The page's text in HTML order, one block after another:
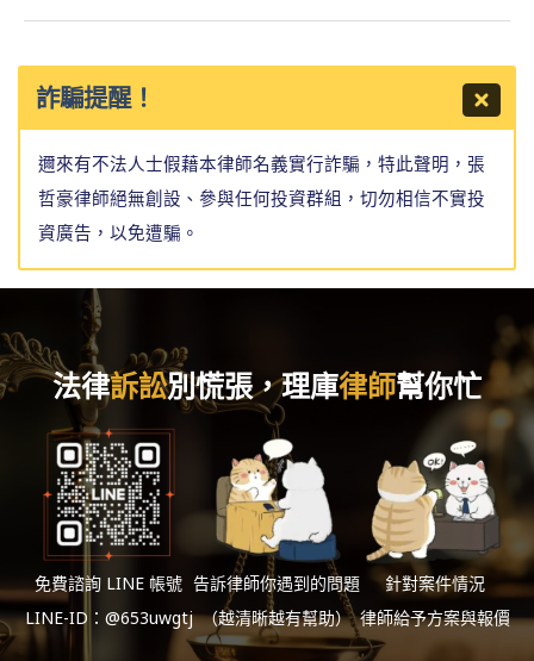
詐騙提醒！
邇來有不法人士假藉本律師名義實行詐騙，特此聲明，張
哲豪律師絕無創設、參與任何投資群組，切勿相信不實投
資廣告，以免遭騙。
法律訴訟別慌張，理庫律師幫你忙
免費諮詢 LINE 帳號
LINE-ID：@653uwgtj
告訴律師你遇到的問題
（越清晰越有幫助）
針對案件情況
律師給予方案與報價